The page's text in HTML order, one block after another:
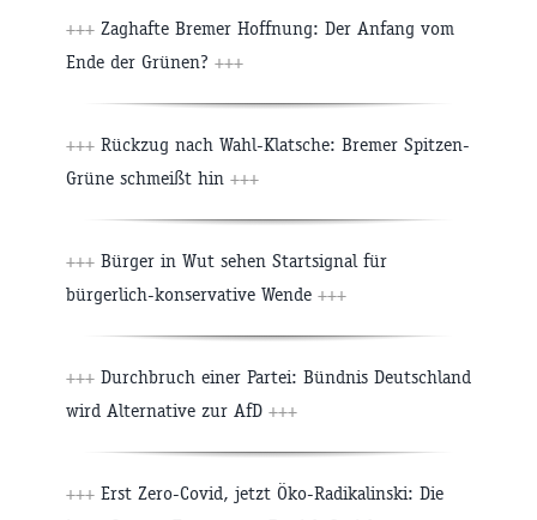
+++ Zaghafte Bremer Hoffnung: Der Anfang vom
Ende der Grünen? +++
+++ Rückzug nach Wahl-Klatsche: Bremer Spitzen-
Grüne schmeißt hin +++
+++ Bürger in Wut sehen Startsignal für
bürgerlich-konservative Wende +++
+++ Durchbruch einer Partei: Bündnis Deutschland
wird Alternative zur AfD +++
+++ Erst Zero-Covid, jetzt Öko-Radikalinski: Die